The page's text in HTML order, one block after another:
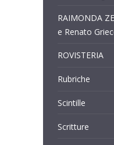
RAIMONDA
e Renato
ROVISTERIA
Rubriche
Scintille
Scritture